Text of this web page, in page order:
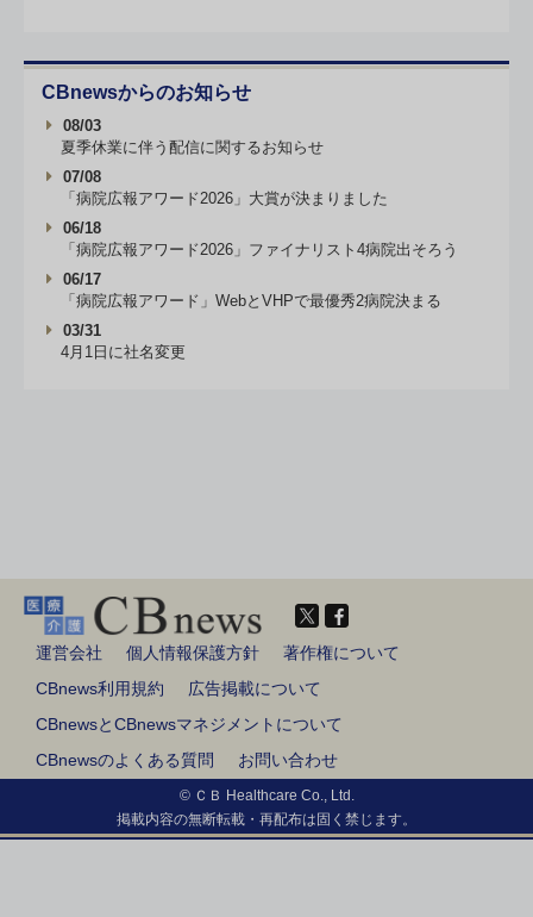
CBnewsからのお知らせ
08/03
夏季休業に伴う配信に関するお知らせ
07/08
「病院広報アワード2026」大賞が決まりました
06/18
「病院広報アワード2026」ファイナリスト4病院出そろう
06/17
「病院広報アワード」WebとVHPで最優秀2病院決まる
03/31
4月1日に社名変更
運営会社 個人情報保護方針
著作権について
CBnews利用規約
広告掲載について
CBnewsとCBnewsマネジメントについて
CBnewsのよくある質問
お問い合わせ
© ＣＢ Healthcare Co., Ltd.
掲載内容の無断転載・再配布は固く禁じます。